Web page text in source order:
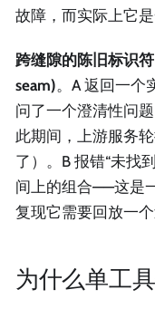
故障，而实际上它
跨缝隙的陈旧标识
seam)。A 返回一个
问了一个澄清性问
此期间，上游服务
了）。B 报错“未找
间上的组合——这是
复现它需要回放一个
为什么单工